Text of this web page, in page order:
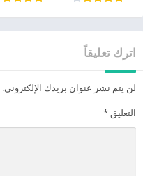
اترك تعليقاً
لن يتم نشر عنوان بريدك الإلكتروني.
التعليق *